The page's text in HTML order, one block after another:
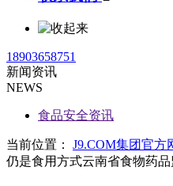
18903658751
新闻资讯
NEWS
食品安全资讯
当前位置： J9.COM集团官方
仍是食用方式云南省食物药